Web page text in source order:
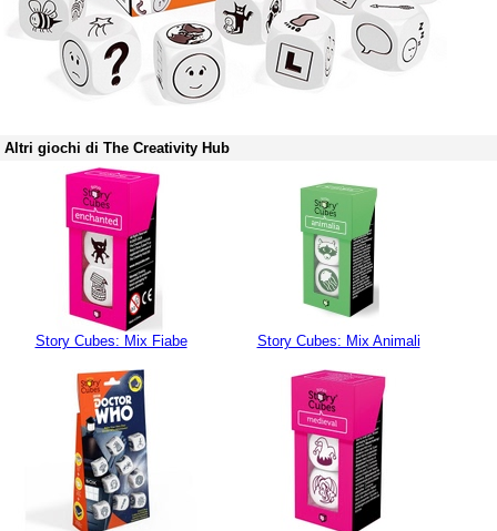
Altri giochi di The Creativity Hub
Story Cubes: Mix Fiabe Story Cubes: Mix Animali